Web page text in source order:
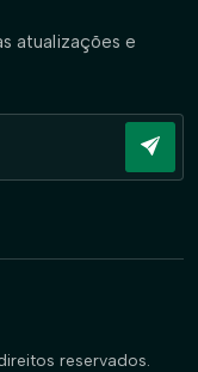
atualizações e
reservados.